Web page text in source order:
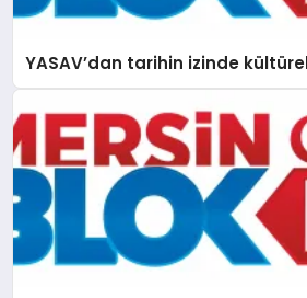
YASAV’dan tarihin izinde